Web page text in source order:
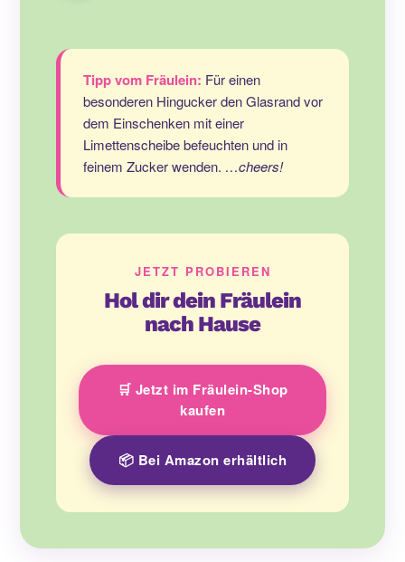
Tipp vom Fräulein: Für einen
besonderen Hingucker den Glasrand vor
dem Einschenken mit einer
Limettenscheibe befeuchten und in
feinem Zucker wenden. …cheers!
JETZT PROBIEREN
Hol dir dein Fräulein
nach Hause
🛒 Jetzt im Fräulein-Shop
kaufen
📦 Bei Amazon erhältlich